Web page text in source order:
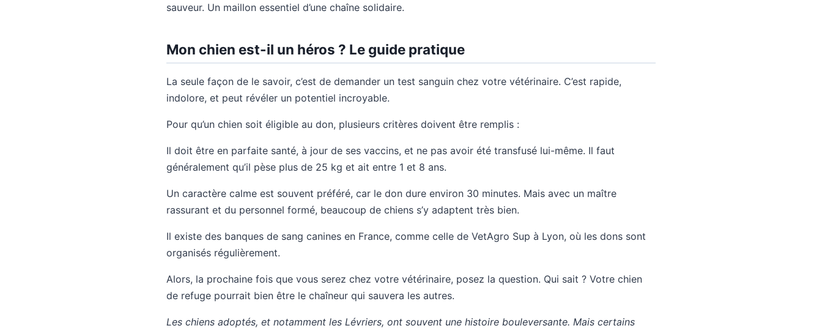
sauveur. Un maillon essentiel d’une chaîne solidaire.
Mon chien est-il un héros ? Le guide pratique
La seule façon de le savoir, c’est de demander un test sanguin chez votre vétérinaire. C’est rapide,
indolore, et peut révéler un potentiel incroyable.
Pour qu’un chien soit éligible au don, plusieurs critères doivent être remplis :
Il doit être en parfaite santé, à jour de ses vaccins, et ne pas avoir été transfusé lui-même. Il faut
généralement qu’il pèse plus de 25 kg et ait entre 1 et 8 ans.
Un caractère calme est souvent préféré, car le don dure environ 30 minutes. Mais avec un maître
rassurant et du personnel formé, beaucoup de chiens s’y adaptent très bien.
Il existe des banques de sang canines en France, comme celle de VetAgro Sup à Lyon, où les dons sont
organisés régulièrement.
Alors, la prochaine fois que vous serez chez votre vétérinaire, posez la question. Qui sait ? Votre chien
de refuge pourrait bien être le chaîneur qui sauvera les autres.
Les chiens adoptés, et notamment les Lévriers, ont souvent une histoire bouleversante. Mais certains